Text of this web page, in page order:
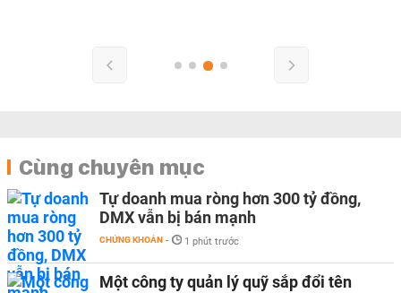
Cùng chuyên mục
Tự doanh mua ròng hơn 300 tỷ đồng,
DMX vẫn bị bán mạnh
CHỨNG KHOÁN - 1 phút trước
Một công ty quản lý quỹ sắp đổi tên